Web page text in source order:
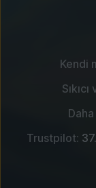
Kendi
Trustpilot: